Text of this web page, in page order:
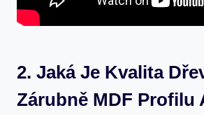
2. Jaká Je Kvalita
Zárubně MDF Profilu